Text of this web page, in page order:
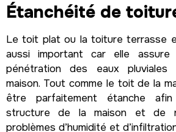
Étanchéité de
Le toit plat ou la toiture terrasse
aussi important car elle assure
pénétration des eaux pluviales
maison. Tout comme le toit de la
être parfaitement étanche
structure de la maison et de
problèmes d’humidité et